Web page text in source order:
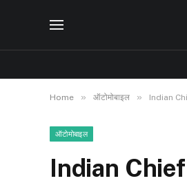
Home » ऑटोमोबाइल » Indian
ऑटोमोबाइल
Indian Chief